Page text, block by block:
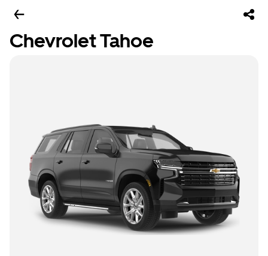
Chevrolet Tahoe